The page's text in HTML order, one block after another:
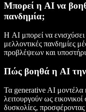
Μπορεί η AI να
πανδημία;
Η AI μπορεί να ενισχύσει
μελλοντικές πανδημίες
προβλέψεων και
Πώς βοηθά η AI την
Τα generative AI μοντέλα
λειτουργούν ως
δυσκολίες,